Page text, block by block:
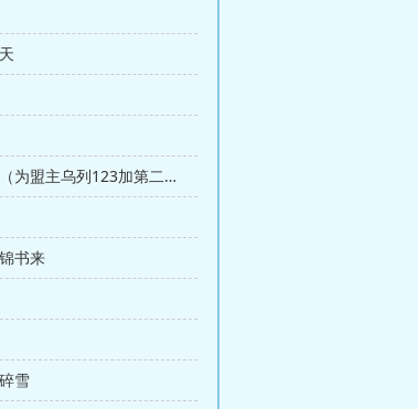
第八十七章 世难两全（为盟主乌列123加第二更）
书来
雪